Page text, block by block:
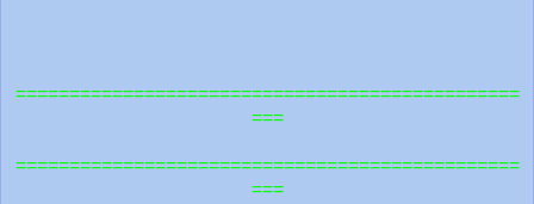
u
a
===============================================
===
===============================================
===